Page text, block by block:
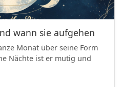
wann sie aufgehen
Monat über seine Form
Nächte ist er mutig und